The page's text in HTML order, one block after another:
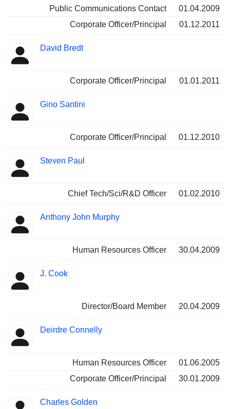
Public Communications Contact
01.04.2009
Corporate Officer/Principal
01.12.2011
David Bredt
Corporate Officer/Principal 01.01.2011
Gino Santini
Corporate Officer/Principal 01.12.2010
Steven Paul
Chief Tech/Sci/R&D Officer 01.02.2010
Anthony John Murphy
Human Resources Officer 30.04.2009
J. Cook
Director/Board Member 20.04.2009
Deirdre Connelly
Human Resources Officer
01.06.2005
Corporate Officer/Principal
30.01.2009
Charles Golden